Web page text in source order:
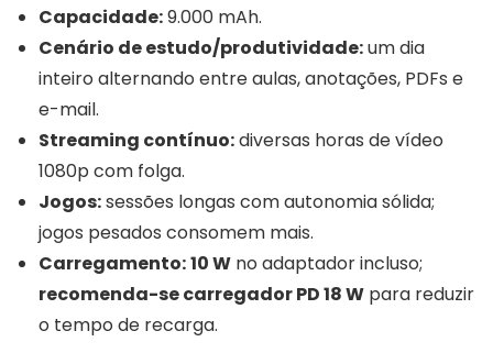
Capacidade:9.000 mAh.
Cenário de estudo/produtividade:um dia
inteiro alternando entre aulas, anotações, PDFs e
e-mail.
Streaming contínuo:diversas horas de vídeo
1080p com folga.
Jogos:sessões longas com autonomia sólida;
jogos pesados consomem mais.
Carregamento:10 W no adaptador incluso;
recomenda-se carregador PD 18 W para reduzir
o tempo de recarga.